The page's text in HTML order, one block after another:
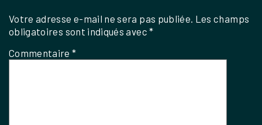
Votre adresse e-mail ne sera pas publiée. Les champs
obligatoires sont indiqués avec*
Commentaire*